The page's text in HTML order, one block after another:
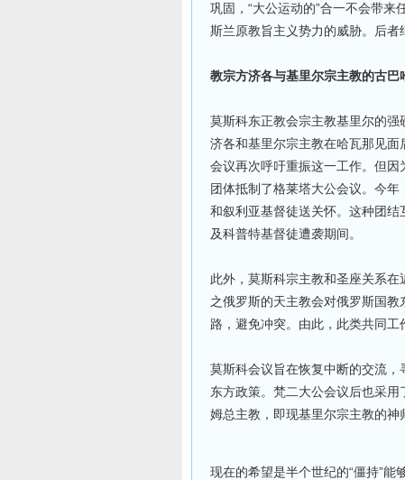
巩固，“大公运动的”合一不会带
斯兰原教旨主义势力的威胁。后者
教宗方济各与基里尔宗主教的古巴
莫斯科东正教会宗主教基里尔的
济各和基里尔宗主教在哈瓦那见
会议再次呼吁重振这一工作。但
团体抵制了格莱塔大公会议。今
和叙利亚基督徒送关怀。这种团
及科普特基督徒遭袭期间。
此外，莫斯科宗主教和圣座关系
之俄罗斯的天主教会对俄罗斯国
路，避免冲突。由此，此类共同工
莫斯科会议旨在恢复中断的交流，
东方政策。梵二大公会议后也采
姆总主教，即现基里尔宗主教的神
现在的希望是半个世纪的“僵持”能